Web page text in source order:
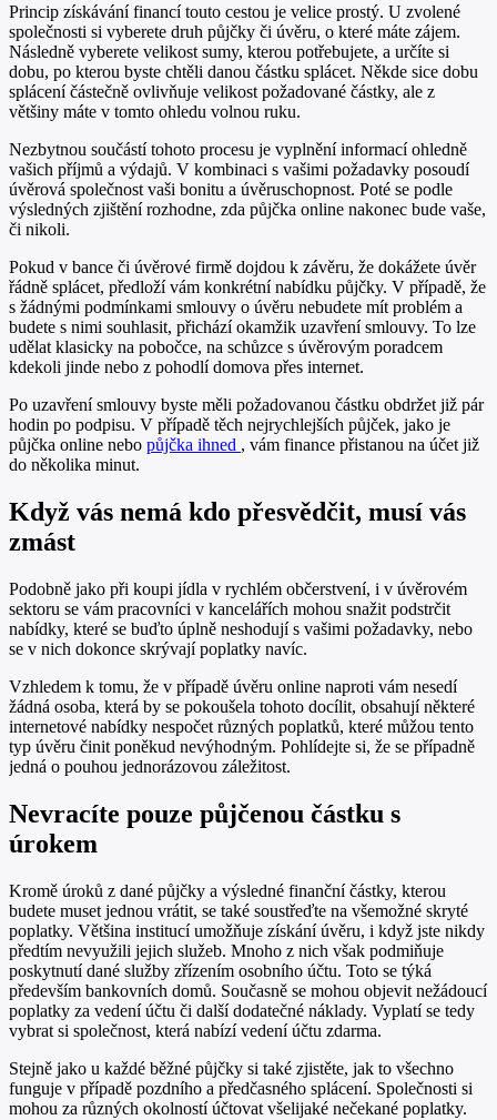
Princip získávání financí touto cestou je velice prostý. U zvolené
společnosti si vyberete druh půjčky či úvěru, o které máte zájem.
Následně vyberete velikost sumy, kterou potřebujete, a určíte si
dobu, po kterou byste chtěli danou částku splácet. Někde sice dobu
splácení částečně ovlivňuje velikost požadované částky, ale z
většiny máte v tomto ohledu volnou ruku.
Nezbytnou součástí tohoto procesu je vyplnění informací ohledně
vašich příjmů a výdajů. V kombinaci s vašimi požadavky posoudí
úvěrová společnost vaši bonitu a úvěruschopnost. Poté se podle
výsledných zjištění rozhodne, zda půjčka online nakonec bude vaše,
či nikoli.
Pokud v bance či úvěrové firmě dojdou k závěru, že dokážete úvěr
řádně splácet, předloží vám konkrétní nabídku půjčky. V případě, že
s žádnými podmínkami smlouvy o úvěru nebudete mít problém a
budete s nimi souhlasit, přichází okamžik uzavření smlouvy. To lze
udělat klasicky na pobočce, na schůzce s úvěrovým poradcem
kdekoli jinde nebo z pohodlí domova přes internet.
Po uzavření smlouvy byste měli požadovanou částku obdržet již pár
hodin po podpisu. V případě těch nejrychlejších půjček, jako je
půjčka online nebo půjčka ihned , vám finance přistanou na účet již
do několika minut.
Když vás nemá kdo přesvědčit, musí vás
zmást
Podobně jako při koupi jídla v rychlém občerstvení, i v úvěrovém
sektoru se vám pracovníci v kancelářích mohou snažit podstrčit
nabídky, které se buďto úplně neshodují s vašimi požadavky, nebo
se v nich dokonce skrývají poplatky navíc.
Vzhledem k tomu, že v případě úvěru online naproti vám nesedí
žádná osoba, která by se pokoušela tohoto docílit, obsahují některé
internetové nabídky nespočet různých poplatků, které můžou tento
typ úvěru činit poněkud nevýhodným. Pohlídejte si, že se případně
jedná o pouhou jednorázovou záležitost.
Nevracíte pouze půjčenou částku s
úrokem
Kromě úroků z dané půjčky a výsledné finanční částky, kterou
budete muset jednou vrátit, se také soustřeďte na všemožné skryté
poplatky. Většina institucí umožňuje získání úvěru, i když jste nikdy
předtím nevyužili jejich služeb. Mnoho z nich však podmiňuje
poskytnutí dané služby zřízením osobního účtu. Toto se týká
především bankovních domů. Současně se mohou objevit nežádoucí
poplatky za vedení účtu či další dodatečné náklady. Vyplatí se tedy
vybrat si společnost, která nabízí vedení účtu zdarma.
Stejně jako u každé běžné půjčky si také zjistěte, jak to všechno
funguje v případě pozdního a předčasného splácení. Společnosti si
mohou za různých okolností účtovat všelijaké nečekané poplatky.